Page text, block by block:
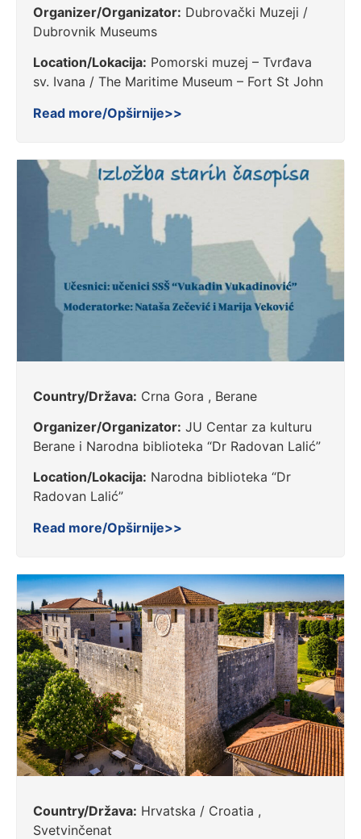
Organizer/Organizator: Dubrovački Muzeji /
Dubrovnik Museums
Location/Lokacija: Pomorski muzej – Tvrđava
sv. Ivana / The Maritime Museum – Fort St John
Read more/Opširnije>>
Country/Država: Crna Gora , Berane
Organizer/Organizator: JU Centar za kulturu
Berane i Narodna biblioteka “Dr Radovan Lalić”
Location/Lokacija: Narodna biblioteka “Dr
Radovan Lalić”
Read more/Opširnije>>
Country/Država: Hrvatska / Croatia ,
Svetvinčenat